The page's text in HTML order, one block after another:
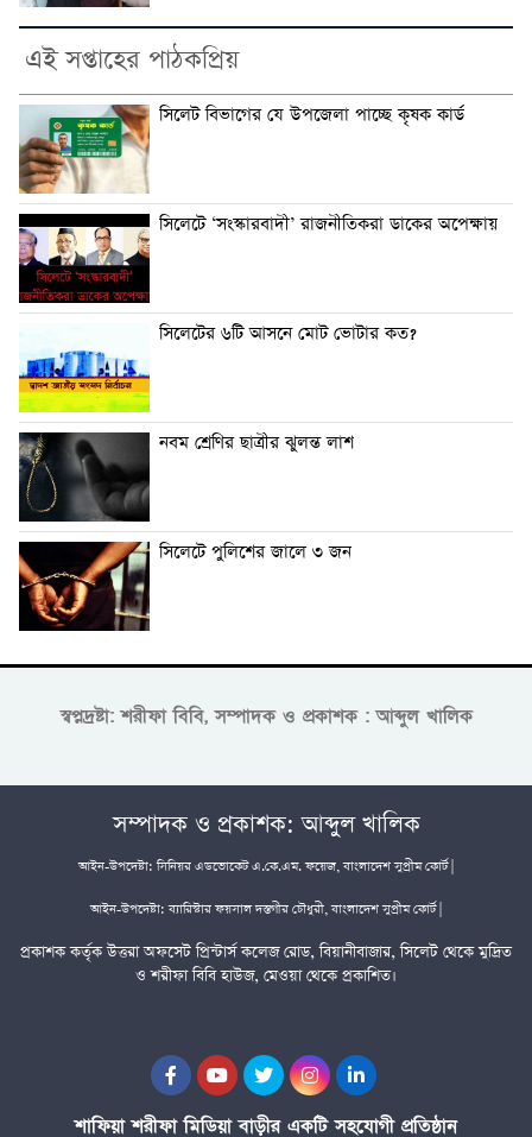
এই সপ্তাহের পাঠকপ্রিয়
সিলেট বিভাগের যে উপজেলা পাচ্ছে কৃষক কার্ড
সিলেটে ‘সংস্কারবাদী’ রাজনীতিকরা ডাকের অপেক্ষায়
সিলেটের ৬টি আসনে মোট ভোটার কত?
নবম শ্রেণির ছাত্রীর ঝুলন্ত লাশ
সিলেটে পুলিশের জালে ৩ জন
স্বপ্নদ্রষ্টা: শরীফা বিবি, সম্পাদক ও প্রকাশক : আব্দুল খালিক
সম্পাদক ও প্রকাশক: আব্দুল খালিক
আইন-উপদেষ্টা: সিনিয়র এডভোকেট এ.কে.এম. ফয়েজ, বাংলাদেশ সুপ্রীম কোর্ট |
আইন-উপদেষ্টা: ব্যারিস্টার ফয়সাল দস্তগীর চৌধুরী, বাংলাদেশ সুপ্রীম কোর্ট |
প্রকাশক কর্তৃক উত্তরা অফসেট প্রিন্টার্স কলেজ রোড, বিয়ানীবাজার, সিলেট থেকে মুদ্রিত
ও শরীফা বিবি হাউজ, মেওয়া থেকে প্রকাশিত।
শাফিয়া শরীফা মিডিয়া বাড়ীর একটি সহযোগী প্রতিষ্ঠান